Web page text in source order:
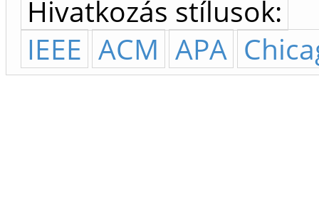
Hivatkozás stílusok:
IEEE ACM APA